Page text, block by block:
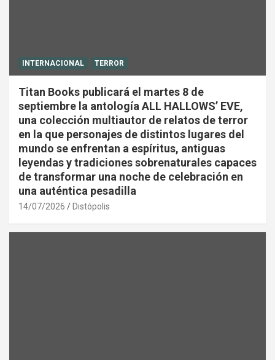
INTERNACIONAL TERROR
Titan Books publicará el martes 8 de
septiembre la antología ALL HALLOWS’ EVE,
una colección multiautor de relatos de terror
en la que personajes de distintos lugares del
mundo se enfrentan a espíritus, antiguas
leyendas y tradiciones sobrenaturales capaces
de transformar una noche de celebración en
una auténtica pesadilla
14/07/2026 Distópolis